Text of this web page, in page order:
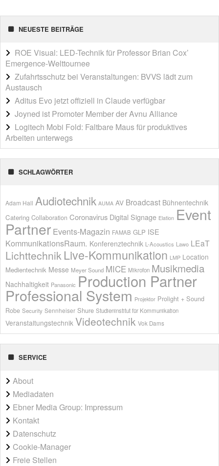
NEUESTE BEITRÄGE
ROE Visual: LED-Technik für Professor Brian Cox’
Emergence-Welttournee
Zufahrtsschutz bei Veranstaltungen: BVVS lädt zum
Austausch
Aditus Evo jetzt offiziell in Claude verfügbar
Joyned ist Promoter Member der Avnu Alliance
Logitech Mobi Fold: Faltbare Maus für produktives
Arbeiten unterwegs
SCHLAGWÖRTER
Adam Hall Audiotechnik AUMA AV Broadcast Bühnentechnik
Catering Collaboration Coronavirus Digital Signage Elation Event
Partner Events-Magazin FAMAB GLP ISE
KommunikationsRaum. Konferenztechnik L-Acoustics Lawo LEaT
Lichttechnik Live-Kommunikation LMP Location
Medientechnik Messe Meyer Sound MICE Mikrofon Musikmedia
Nachhaltigkeit Panasonic Production Partner
Professional System Projektor Prolight + Sound
Robe Security Sennheiser Shure Studieninstitut für Kommunikation
Veranstaltungstechnik Videotechnik Vok Dams
SERVICE
About
Mediadaten
Ebner Media Group: Impressum
Kontakt
Datenschutz
Cookie-Manager
Freie Stellen